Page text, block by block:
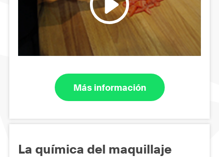
Más información
La química del maquillaje